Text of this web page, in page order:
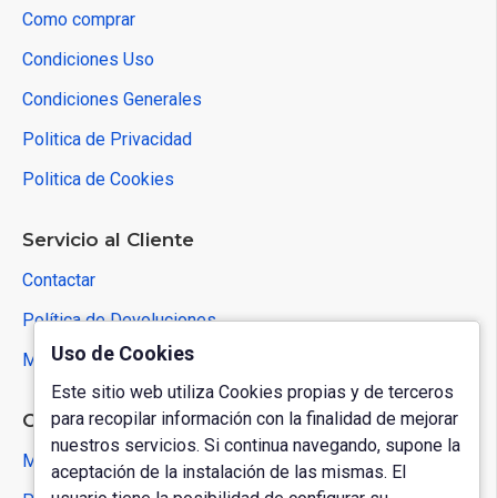
Como comprar
Condiciones Uso
Condiciones Generales
Politica de Privacidad
Politica de Cookies
Servicio al Cliente
Contactar
Política de Devoluciones
Mapa del Sitio
Cuenta de Usuario
Mi Cuenta
Uso de Cookies
Este sitio web utiliza Cookies propias y de terceros
para recopilar información con la finalidad de mejorar
nuestros servicios. Si continua navegando, supone la
aceptación de la instalación de las mismas. El